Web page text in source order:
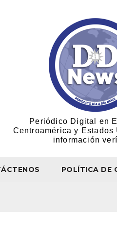
Periódico Digital en
Centroamérica y Estados
información
POLÍTICA DE